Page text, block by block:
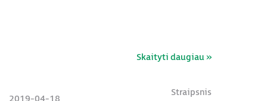
Skaityti daugiau »
Straipsnis